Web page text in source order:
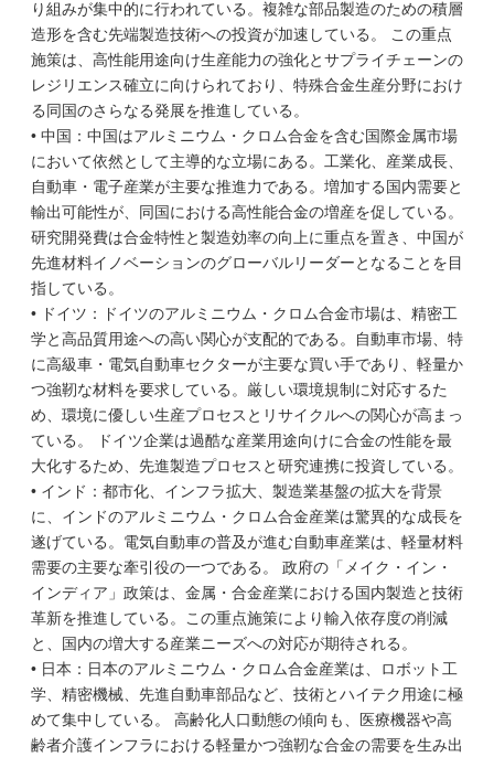
り組みが集中的に行われている。複雑な部品製造のための積層
造形を含む先端製造技術への投資が加速している。 この重点
施策は、高性能用途向け生産能力の強化とサプライチェーンの
レジリエンス確立に向けられており、特殊合金生産分野におけ
る同国のさらなる発展を推進している。
• 中国：中国はアルミニウム・クロム合金を含む国際金属市場
において依然として主導的な立場にある。工業化、産業成長、
自動車・電子産業が主要な推進力である。増加する国内需要と
輸出可能性が、同国における高性能合金の増産を促している。
研究開発費は合金特性と製造効率の向上に重点を置き、中国が
先進材料イノベーションのグローバルリーダーとなることを目
指している。
• ドイツ：ドイツのアルミニウム・クロム合金市場は、精密工
学と高品質用途への高い関心が支配的である。自動車市場、特
に高級車・電気自動車セクターが主要な買い手であり、軽量か
つ強靭な材料を要求している。厳しい環境規制に対応するた
め、環境に優しい生産プロセスとリサイクルへの関心が高まっ
ている。 ドイツ企業は過酷な産業用途向けに合金の性能を最
大化するため、先進製造プロセスと研究連携に投資している。
• インド：都市化、インフラ拡大、製造業基盤の拡大を背景
に、インドのアルミニウム・クロム合金産業は驚異的な成長を
遂げている。電気自動車の普及が進む自動車産業は、軽量材料
需要の主要な牽引役の一つである。 政府の「メイク・イン・
インディア」政策は、金属・合金産業における国内製造と技術
革新を推進している。この重点施策により輸入依存度の削減
と、国内の増大する産業ニーズへの対応が期待される。
• 日本：日本のアルミニウム・クロム合金産業は、ロボット工
学、精密機械、先進自動車部品など、技術とハイテク用途に極
めて集中している。 高齢化人口動態の傾向も、医療機器や高
齢者介護インフラにおける軽量かつ強靭な合金の需要を生み出